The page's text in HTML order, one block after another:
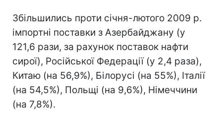
Збільшились проти січня-лютого 2009 р.
імпортні по­ставки з Азербайджану (у
121,6 рази, за рахунок поставок нафти
сирої), Російської Федерації (у 2,4 раза),
Китаю (на 56,9%), Білорусі (на 55%), Італії
(на 54,5%), Польщі (на 9,6%), Німеч­чини
(на 7,8%).